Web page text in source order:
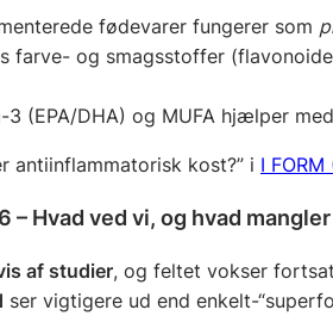
fødevarer fungerer som
farve- og smagsstoffer
3 (EPA/DHA) og MUFA hjælper
antiinflammatorisk kost?” i I
Hvad ved vi, og hvad
af studier, og feltet vokser
ser vigtigere ud end enkelt-